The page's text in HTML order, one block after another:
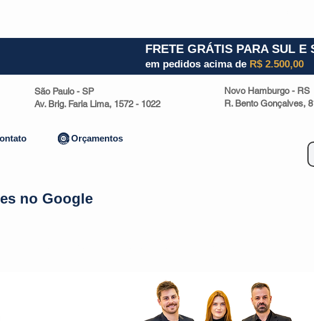
FRETE GRÁTIS PARA SUL E
em pedidos acima de R$ 2.500,00
São Paulo - SP
Av. Brig. Faria Lima, 1572 - 1022
Novo Hamburgo - RS
R. Bento Gonçalves,
Orçamentos
no Google